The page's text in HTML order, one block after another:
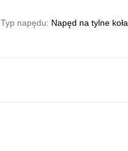
Typ napędu Napęd na tylne koła